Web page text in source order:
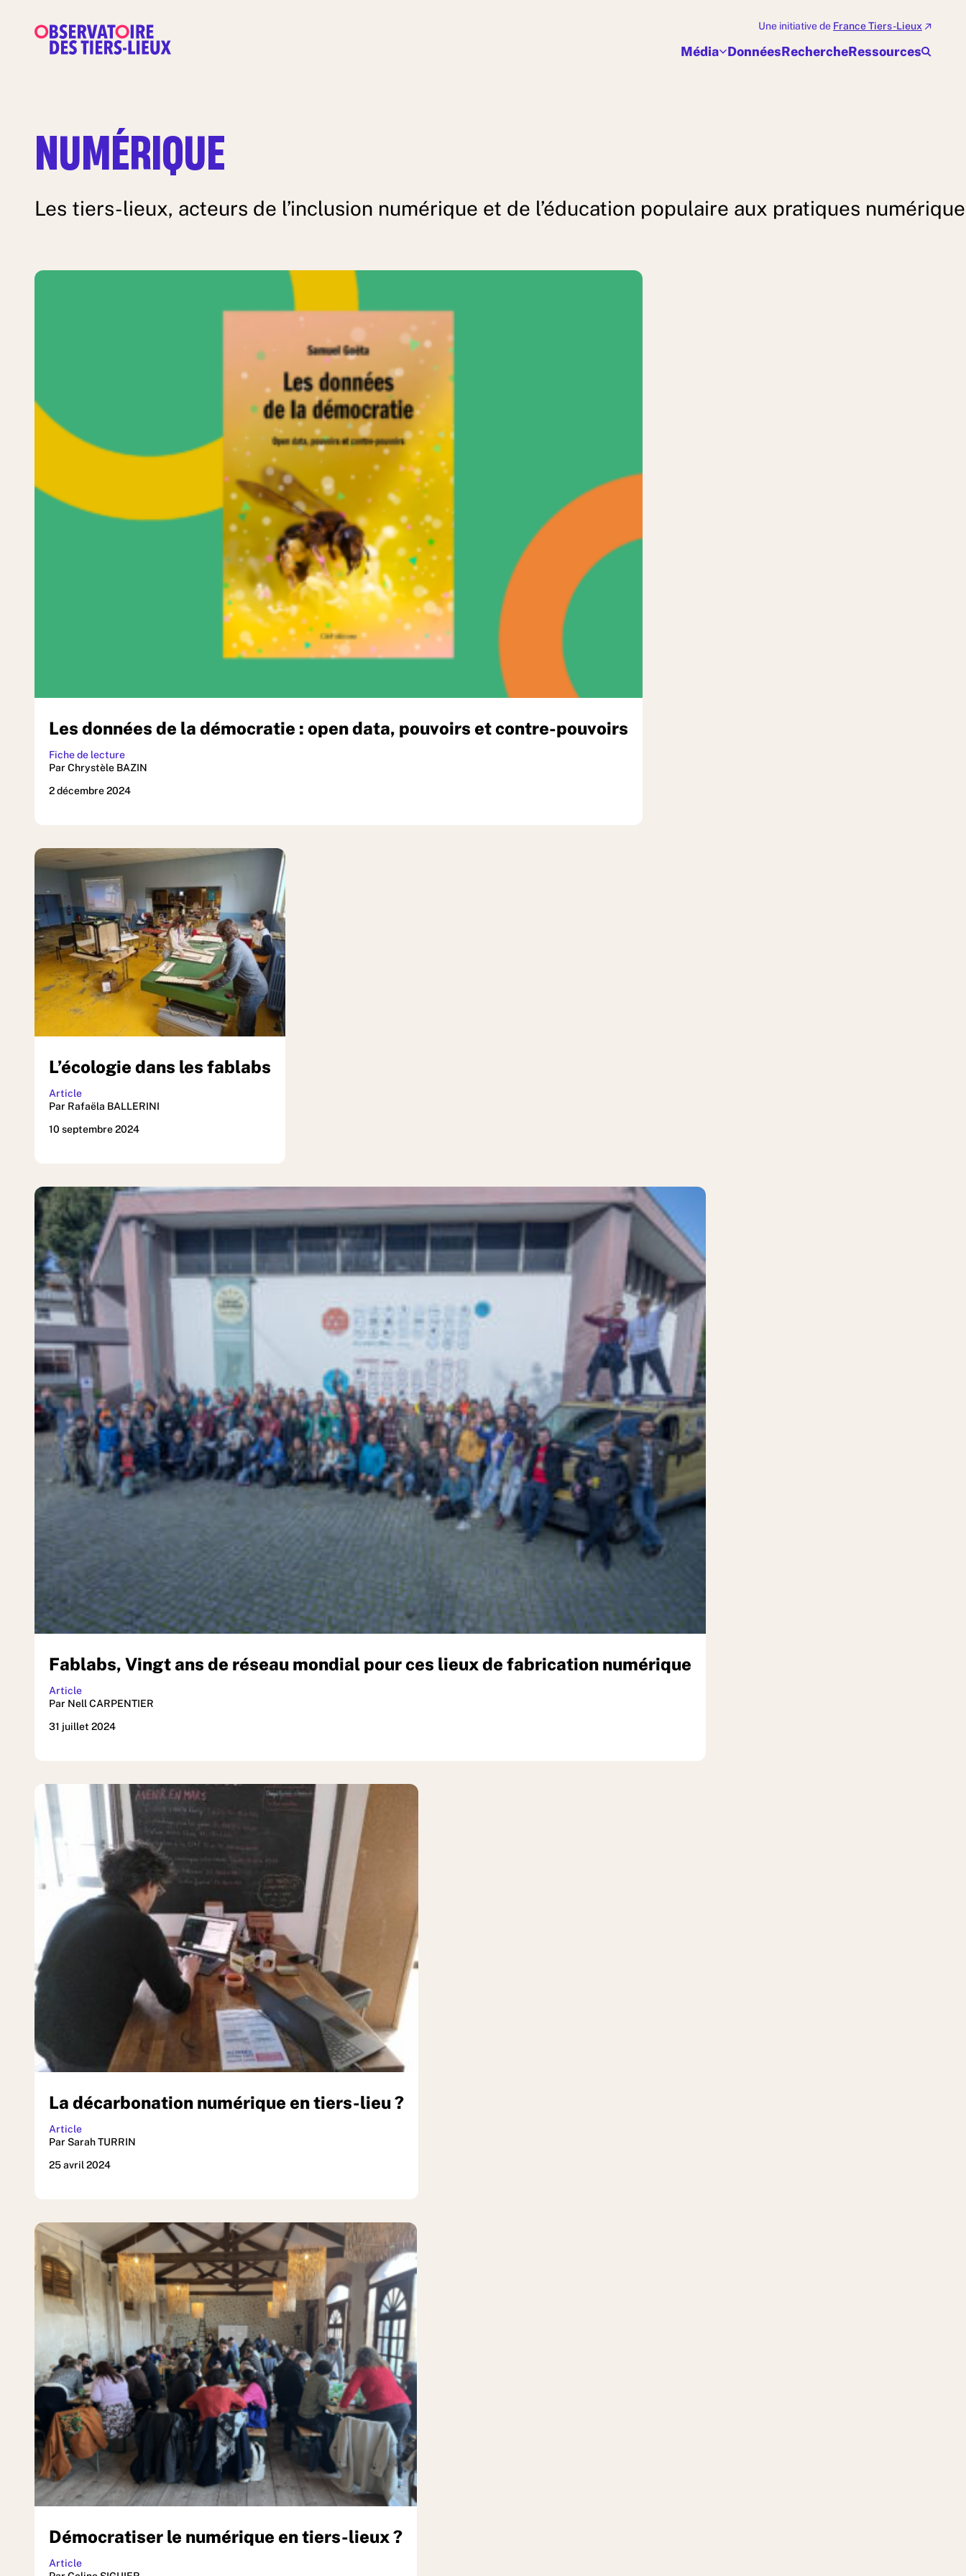
Média DonnéesRechercheRessources
Une initiative de France Tiers-Lieux
NUMÉRIQUE
Les tiers-lieux, acteurs de l’inclusion numérique et de l’éducation populaire aux pratiques
Les données de la démocratie : open data, pouvoirs et contre-pouvoirs
Fiche de lecture
Par Chrystèle BAZIN
2 décembre 2024
L’écologie dans les fablabs
Article
Par Rafaëla BALLERINI
10 septembre 2024
Fablabs, Vingt ans de réseau mondial pour ces lieux de fabrication numérique
Article
Par Nell CARPENTIER
31 juillet 2024
La décarbonation numérique en tiers-lieu ?
Article
Par Sarah TURRIN
25 avril 2024
Démocratiser le numérique en tiers-lieux ?
Article